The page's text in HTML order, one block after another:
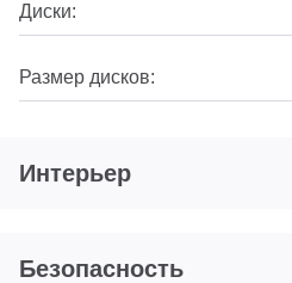
Диски:
Размер дисков:
Интерьер
Безопасность